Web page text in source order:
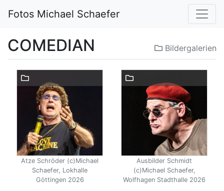
Fotos Michael Schaefer
Bildergalerien
COMEDIAN
Atze Schröder (c)Michael
Schaefer, Lokhalle
Göttingen 2026
Ausbilder Schmidt
(c)Michael Schaefer,
Wolfhagen Stadthalle 2026